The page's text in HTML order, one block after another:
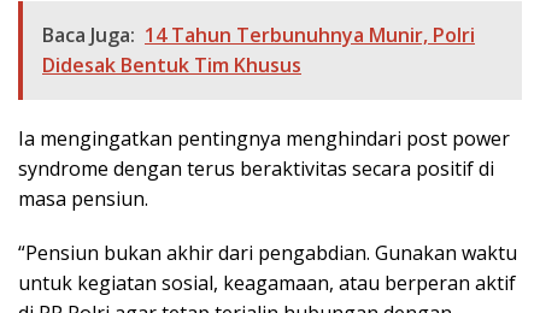
Baca Juga: 14 Tahun Terbunuhnya Munir, Polri
Didesak Bentuk Tim Khusus
Ia mengingatkan pentingnya menghindari post power
syndrome dengan terus beraktivitas secara positif di
masa pensiun.
“Pensiun bukan akhir dari pengabdian. Gunakan waktu
untuk kegiatan sosial, keagamaan, atau berperan aktif